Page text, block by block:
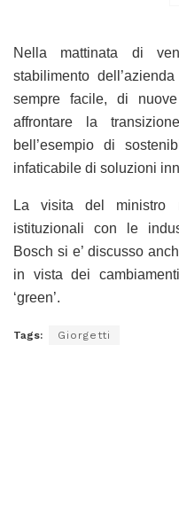
Nella mattinata di
stabilimento
sempre facile, di
affrontare la
bell’esempio di
infaticabile di soluzioni
La visita del ministro
istituzionali con le
Bosch si e’ discusso
in vista dei
‘green’.
Tags: Giorgetti